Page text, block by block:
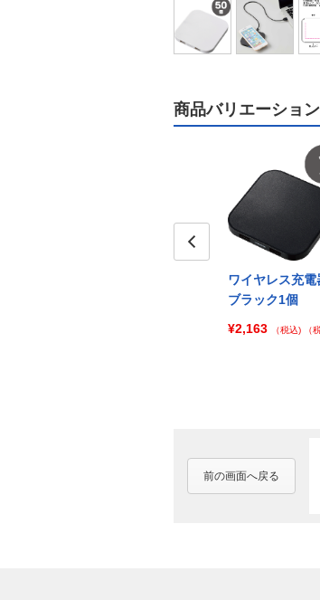
商品バリエーション
ワイヤレス充
ブラック1個
¥2,163
（税込) （
前の画面へ戻る